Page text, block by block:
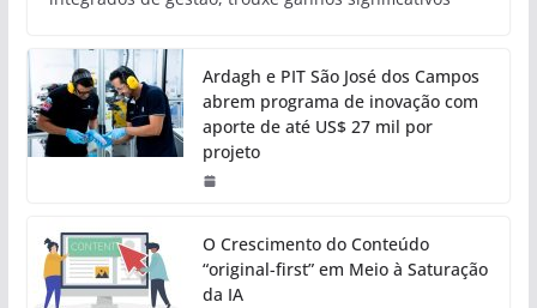
Ardagh e PIT São José dos Campos
abrem programa de inovação com
aporte de até US$ 27 mil por
projeto
O Crescimento do Conteúdo
“original-first” em Meio à Saturação
da IA